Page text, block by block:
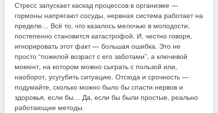
Стресс запускает каскад процессов в организме —
гормоны напрягают сосуды, нервная система работает на
пределе… Всё то, что казалось мелочью в молодости,
постепенно становится катастрофой. И, честно говоря,
игнорировать этот факт — большая ошибка. Это не
просто “пожилой возраст с его заботами”, а ключевой
момент, на котором можно сыграть с пользой или,
наоборот, усугубить ситуацию. Отсюда и срочность —
подумайте, сколько можно было бы спасти нервов и
здоровья, если бы… Да, если бы были простые, реально
работающие методы.